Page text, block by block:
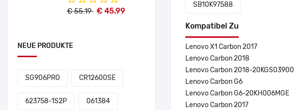
€ 55.19 € 45.99
NEUE PRODUKTE
SG906PRO CR12600SE
623758-1S2P 061384
SB10K97588
Kompatibel Zu
Lenovo X1 Carbon 2017
Lenovo Carbon 2018
Lenovo Carbon 2018-20KGS03900
Lenovo Carbon G6
Lenovo Carbon G6-20KH006MGE
Lenovo Carbon 2017